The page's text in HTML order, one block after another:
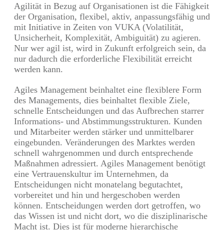
Agilität in Bezug auf Organisationen ist die Fähigkeit
der Organisation, flexibel, aktiv, anpassungsfähig und
mit Initiative in Zeiten von VUKA (Volatilität,
Unsicherheit, Komplexität, Ambiguität) zu agieren.
Nur wer agil ist, wird in Zukunft erfolgreich sein, da
nur dadurch die erforderliche Flexibilität erreicht
werden kann.
Agiles Management beinhaltet eine flexiblere Form
des Managements, dies beinhaltet flexible Ziele,
schnelle Entscheidungen und das Aufbrechen starrer
Informations- und Abstimmungsstrukturen. Kunden
und Mitarbeiter werden stärker und unmittelbarer
eingebunden. Veränderungen des Marktes werden
schnell wahrgenommen und durch entsprechende
Maßnahmen adressiert. Agiles Management benötigt
eine Vertrauenskultur im Unternehmen, da
Entscheidungen nicht monatelang begutachtet,
vorbereitet und hin und hergeschoben werden
können. Entscheidungen werden dort getroffen, wo
das Wissen ist und nicht dort, wo die disziplinarische
Macht ist. Dies ist für moderne hierarchische